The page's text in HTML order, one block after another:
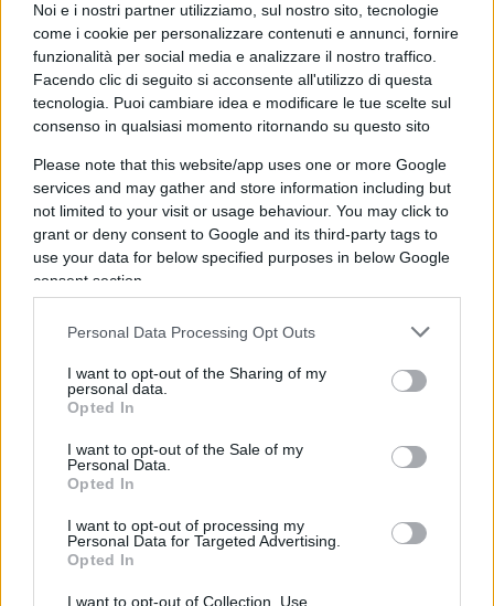
Noi e i nostri partner utilizziamo, sul nostro sito, tecnologie
come i cookie per personalizzare contenuti e annunci, fornire
funzionalità per social media e analizzare il nostro traffico.
Facendo clic di seguito si acconsente all'utilizzo di questa
tecnologia. Puoi cambiare idea e modificare le tue scelte sul
consenso in qualsiasi momento ritornando su questo sito
Please note that this website/app uses one or more Google
services and may gather and store information including but
not limited to your visit or usage behaviour. You may click to
grant or deny consent to Google and its third-party tags to
use your data for below specified purposes in below Google
consent section.
Personal Data Processing Opt Outs
I want to opt-out of the Sharing of my
personal data.
Opted In
I want to opt-out of the Sale of my
Personal Data.
Opted In
I want to opt-out of processing my
Personal Data for Targeted Advertising.
Opted In
I want to opt-out of Collection, Use,
un’altra ora, scopro che sarei dovuto tornare dal
dottor Marino per un ulteriore visita da parte di un
cardiologo.
Insomma, per farla breve, dopo tutta una ulteriore
serie di valutazioni – si erano fatte quasi le nove di
sera – mi consigliano di farmi ricoverare per un
giorno in osservazione, cosa che io rifiuto
chiedendo di essere dimesso. Ma anche in questo
caso ho dovuto farmi largo, per così dire, a
svuotato, dovevo attendere ancora affinché il
medico di turno compilasse il verbale di uscita.
Ovviamente, come avvenuto in precedenza, ho
usato l’energia residuale per operare una certa
fine l’agognato documento. Solo che,
dulcis in
,il medesimo documento non era buono
per un eventuale risarcimento assicurativo